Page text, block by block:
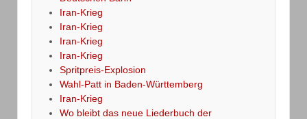
Iran-Krieg
Iran-Krieg
Iran-Krieg
Iran-Krieg
Spritpreis-Explosion
Wahl-Patt in Baden-Württemberg
Iran-Krieg
Wo bleibt das neue Liederbuch der